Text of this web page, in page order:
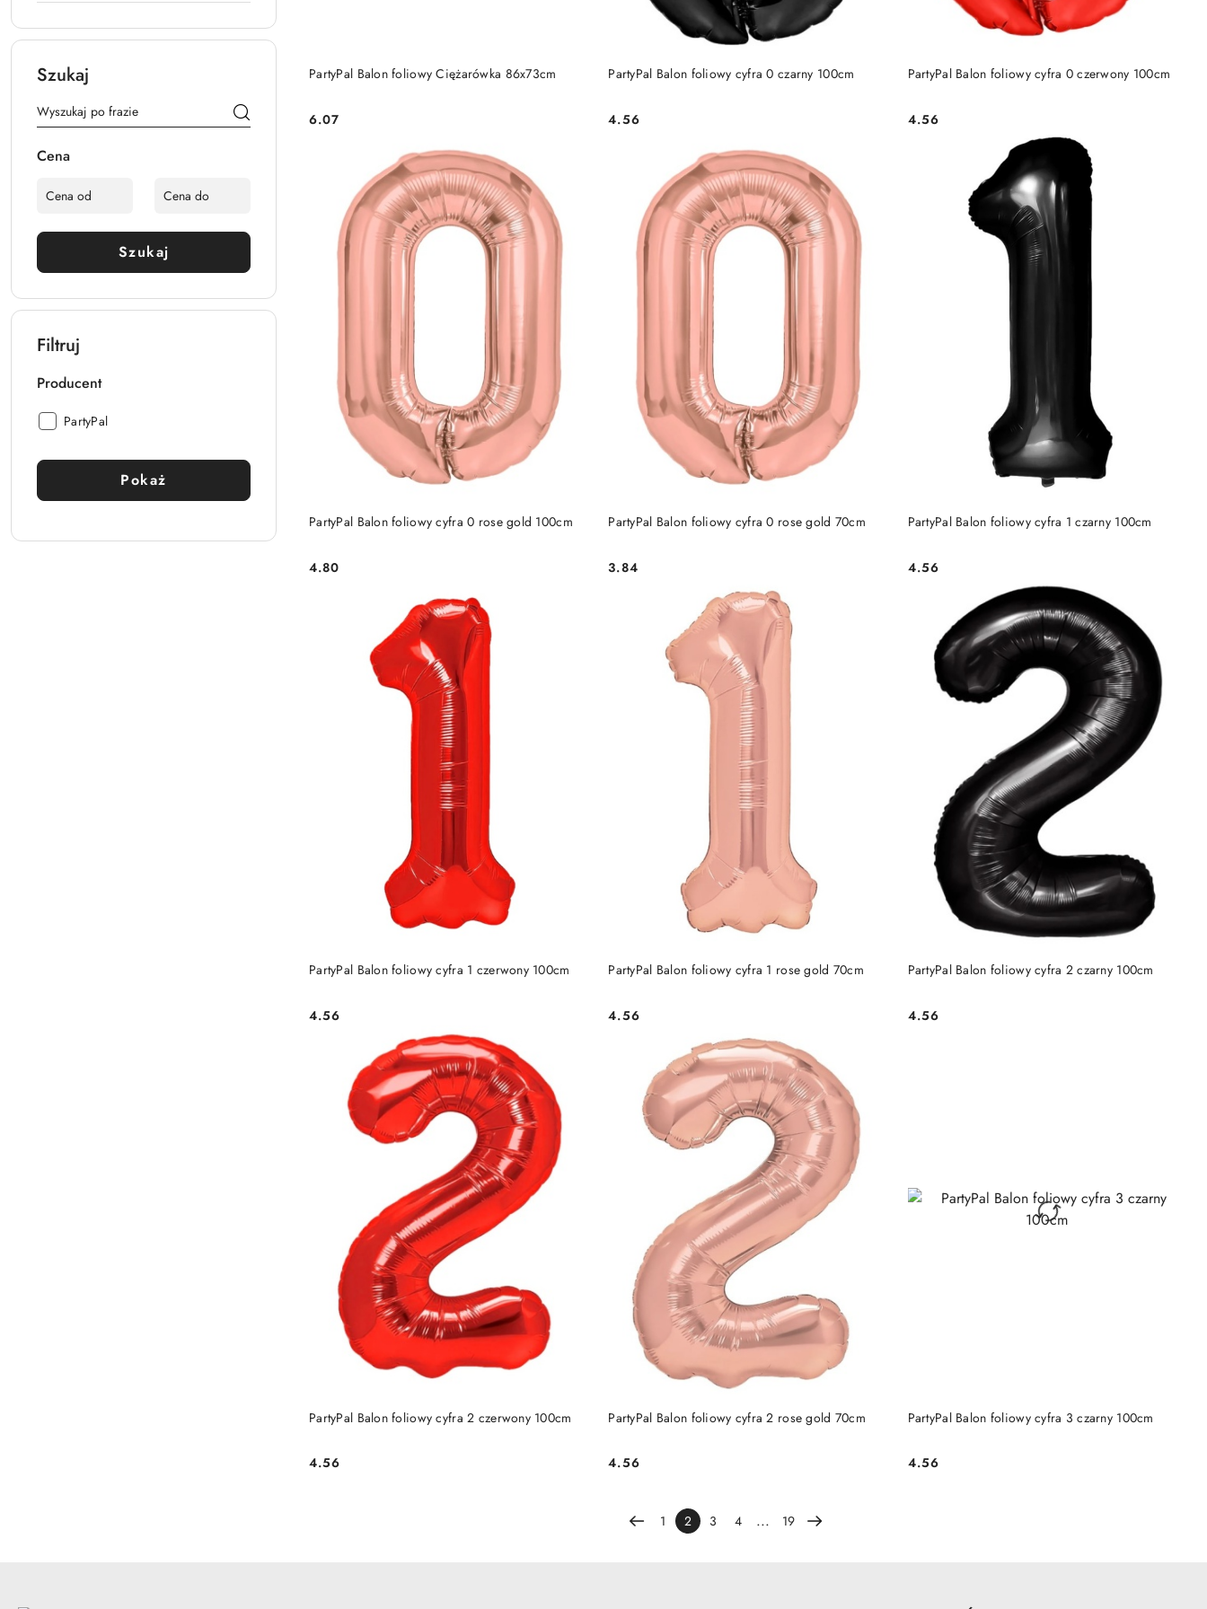
Szukaj
Cena
Szukaj
Filtruj
Producent
Producent:
PartyPal
Pokaż
PartyPal Balon foliowy Ciężarówka 86x73cm
Cena:
6.07
DO KOSZYKA PartyPal Balon foliowy cyfra 0 czarny 100cm
Cena:
4.56
DO KOSZYKA PartyPal Balon foliowy cyfra 0 czerwony 100cm
Cena:
4.56
DO KOSZYKA
PartyPal Balon foliowy cyfra 0 rose gold 100cm
Cena:
4.80
DO KOSZYKA PartyPal Balon foliowy cyfra 0 rose gold 70cm
Cena:
3.84
DO KOSZYKA PartyPal Balon foliowy cyfra 1 czarny 100cm
Cena:
4.56
DO KOSZYKA
PartyPal Balon foliowy cyfra 1 czerwony 100cm
Cena:
4.56
DO KOSZYKA PartyPal Balon foliowy cyfra 1 rose gold 70cm
Cena:
4.56
DO KOSZYKA PartyPal Balon foliowy cyfra 2 czarny 100cm
Cena:
4.56
DO KOSZYKA
PartyPal Balon foliowy cyfra 2 czerwony 100cm
Cena:
4.56
DO KOSZYKA PartyPal Balon foliowy cyfra 2 rose gold 70cm
Cena:
4.56
DO KOSZYKA PartyPal Balon foliowy cyfra 3 czarny 100cm
Cena:
4.56
DO KOSZYKA
1 2 3 4 ... 19